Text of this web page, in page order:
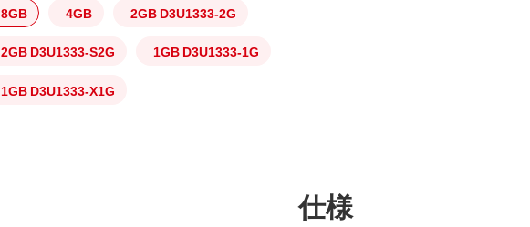
8GB 4GB 2GB D3U1333-2G
2GB D3U1333-S2G 1GB D3U1333-1G
1GB D3U1333-X1G
仕様